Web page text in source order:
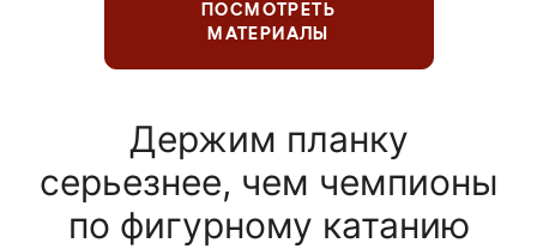
ПОСМОТРЕТЬ
МАТЕРИАЛЫ
Держим планку
серьезнее, чем чемпионы
по фигурному катанию